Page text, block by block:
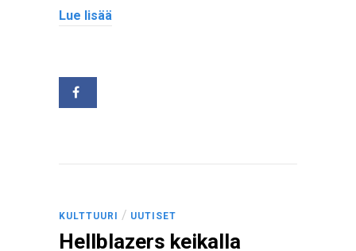
Lue lisää
KULTTUURI / UUTISET
Hellblazers keikalla